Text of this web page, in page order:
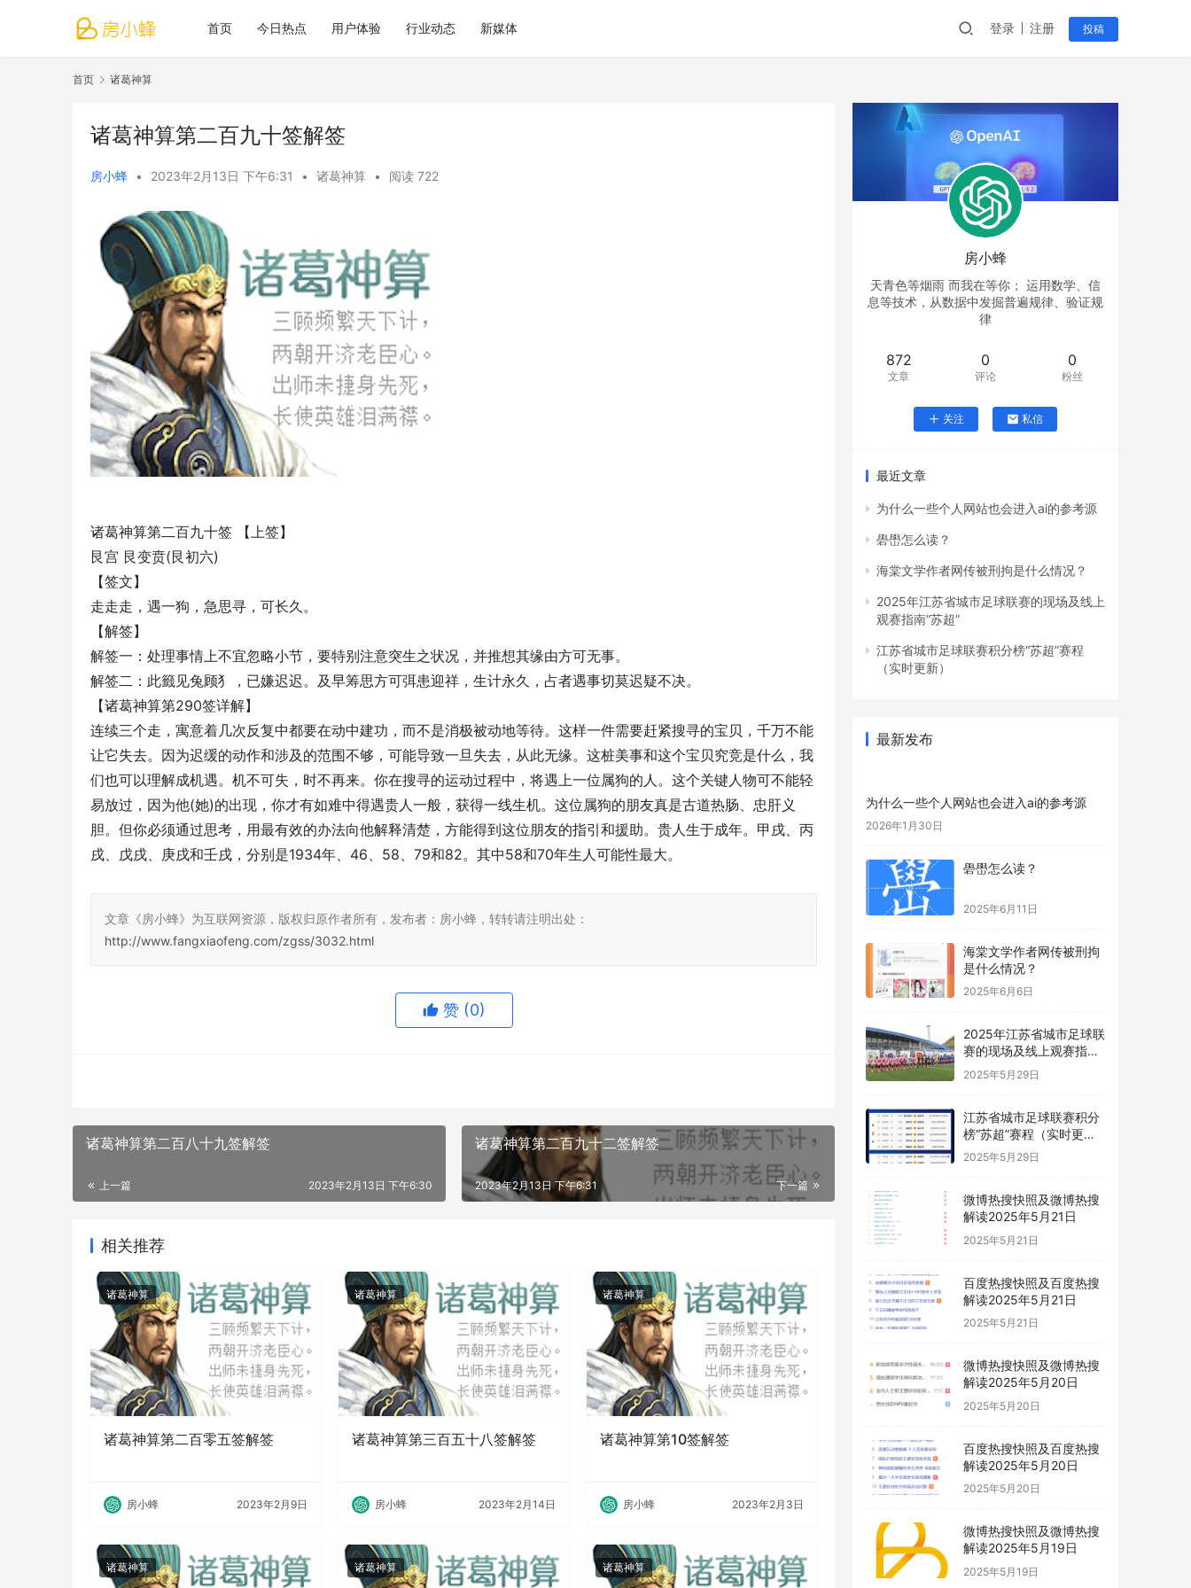
首页 今日热点 用户体验 行业动态 新媒体 登录 注册 投稿
首页 诸葛神算
诸葛神算第二百九十签解签
房小蜂 • 2023年2月13日 下午6:31 • 诸葛神算 • 阅读 722
诸葛神算第二百九十签 【上签】
艮宫 艮变贲(艮初六)
【签文】
走走走，遇一狗，急思寻，可长久。
【解签】
解签一：处理事情上不宜忽略小节，要特别注意突生之状况，并推想其缘由方可无事。
解签二：此籤见兔顾犭，已嫌迟迟。及早筹思方可弭患迎祥，生计永久，占者遇事切莫迟疑不决。
【诸葛神算第290签详解】
连续三个走，寓意着几次反复中都要在动中建功，而不是消极被动地等待。这样一件需要赶紧搜寻的宝贝，千万不能
让它失去。因为迟缓的动作和涉及的范围不够，可能导致一旦失去，从此无缘。这桩美事和这个宝贝究竞是什么，我
们也可以理解成机遇。机不可失，时不再来。你在搜寻的运动过程中，将遇上一位属狗的人。这个关键人物可不能轻
易放过，因为他(她)的出现，你才有如难中得遇贵人一般，获得一线生机。这位属狗的朋友真是古道热肠、忠肝义
胆。但你必须通过思考，用最有效的办法向他解释清楚，方能得到这位朋友的指引和援助。贵人生于成年。甲戌、丙
戌、戊戌、庚戌和壬戌，分别是1934年、46、58、79和82。其中58和70年生人可能性最大。
文章《房小蜂》为互联网资源，版权归原作者所有，发布者：房小蜂，转转请注明出处：
http://www.fangxiaofeng.com/zgss/3032.html
赞 (0)
诸葛神算第二百八十九签解签
上一篇 2023年2月13日 下午6:30
诸葛神算第二百九十二签解签
下一篇
2023年2月13日 下午6:31
相关推荐
诸葛神算
诸葛神算第二百零五签解签
房小蜂 2023年2月9日
诸葛神算
诸葛神算第三百五十八签解签
房小蜂 2023年2月14日
诸葛神算
诸葛神算第10签解签
房小蜂 2023年2月3日
诸葛神算 诸葛神算 诸葛神算
房小蜂
天青色等烟雨 而我在等你； 运用数学、信
息等技术，从数据中发掘普遍规律、验证规
律
872
文章
0
评论
0
粉丝
关注 私信
最近文章
为什么一些个人网站也会进入ai的参考源
礐嶨怎么读？
海棠文学作者网传被刑拘是什么情况？
2025年江苏省城市足球联赛的现场及线上
观赛指南“苏超”
江苏省城市足球联赛积分榜“苏超”赛程
（实时更新）
最新发布
为什么一些个人网站也会进入ai的参考源
2026年1月30日
礐嶨怎么读？
2025年6月11日
海棠文学作者网传被刑拘
是什么情况？
2025年6月6日
2025年江苏省城市足球联
赛的现场及线上观赛指南
“苏超”
2025年5月29日
江苏省城市足球联赛积分
榜“苏超”赛程（实时更
新）
2025年5月29日
微博热搜快照及微博热搜
解读2025年5月21日
2025年5月21日
百度热搜快照及百度热搜
解读2025年5月21日
2025年5月21日
微博热搜快照及微博热搜
解读2025年5月20日
2025年5月20日
百度热搜快照及百度热搜
解读2025年5月20日
2025年5月20日
微博热搜快照及微博热搜
解读2025年5月19日
2025年5月19日